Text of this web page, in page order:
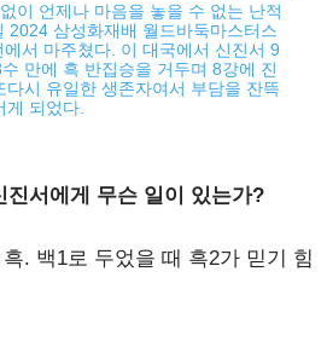
이 언제나 마음을 놓을 수 없는 난적
2024 삼성화재배 월드바둑마스터스
서 마주쳤다. 이 대국에서 신진서 9
만에 흑 반집승을 거두며 8강에 진
다시 유일한 생존자여서 부담을 잔뜩
되었다.
서에게 무슨 일이 있는가?
. 백1로 두었을 때 흑2가 믿기 힘